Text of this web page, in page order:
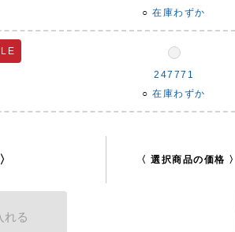
○在庫わずか
247771
○在庫わずか
〈 選択商品の価格 〉
れる